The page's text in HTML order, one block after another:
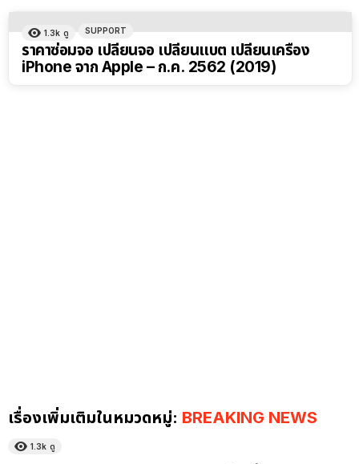
1.3k ดู SUPPORT
ราคาซ่อมจอ เปลี่ยนจอ เปลี่ยนแบต เปลี่ยนเครื่อง
iPhone จาก Apple – ก.ค. 2562 (2019)
เรื่องเพิ่มเติมในหมวดหมู่: BREAKING NEWS
1.3k ดู